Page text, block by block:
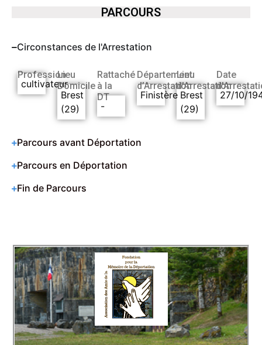
PARCOURS
Circonstances de l'Arrestation
Profession
cultivateur
Lieu
Domicile
Brest
(29)
Rattaché
à la
DT
-
Département
d’Arrestation
Finistère
Lieu
d’Arrestation
Brest
(29)
Date
27/10/
Parcours avant Déportation
Parcours en Déportation
Fin de Parcours